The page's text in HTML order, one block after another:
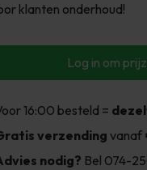
klanten onderhoud!
Log in om
16:00 besteld =
verzendingvanaf
nodig? Bel 074-